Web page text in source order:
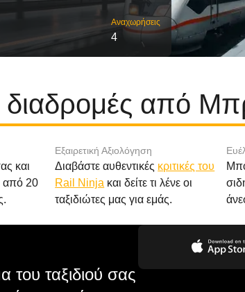
Αναχωρήσεις
4
διαδρομές από
και
από 20
Εξαιρετική Αξιολόγηση
Διαβάστε αυθεντικές κριτικές του
Rail Ninja και δείτε τι λένε οι
ταξιδιώτες μας για εμάς.
ταξιδιού σας